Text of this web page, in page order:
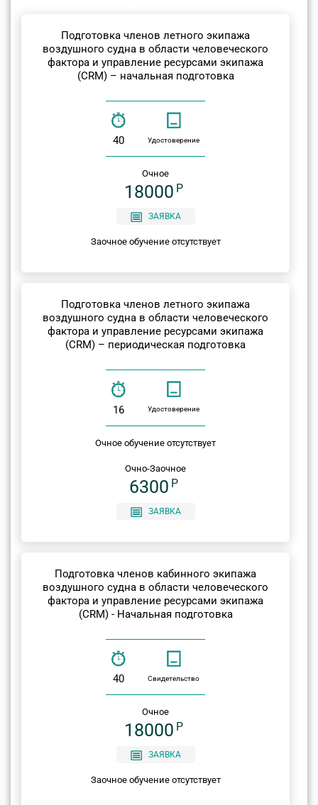
Подготовка членов летного экипажа
воздушного судна в области человеческого
фактора и управление ресурсами экипажа
(CRM) – начальная подготовка
40 Удостоверение
Очное
18000 P
ЗАЯВКА
Заочное обучение отсутствует
Подготовка членов летного экипажа
воздушного судна в области человеческого
фактора и управление ресурсами экипажа
(CRM) – периодическая подготовка
16 Удостоверение
Очное обучение отсутствует
Очно-Заочное
6300 P
ЗАЯВКА
Подготовка членов кабинного экипажа
воздушного судна в области человеческого
фактора и управление ресурсами экипажа
(CRM) - Начальная подготовка
40 Свидетельство
Очное
18000 P
ЗАЯВКА
Заочное обучение отсутствует